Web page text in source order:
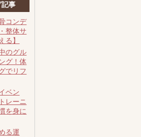
記事
コンデ
整体サ
る】
のグル
グ！体
でリフ
ベン
レーニ
を身に
る運